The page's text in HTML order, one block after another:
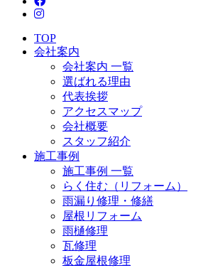
TOP
会社案内
会社案内 一覧
選ばれる理由
代表挨拶
アクセスマップ
会社概要
スタッフ紹介
施工事例
施工事例 一覧
らく住む（リフォーム）
雨漏り修理・修繕
屋根リフォーム
雨樋修理
瓦修理
板金屋根修理